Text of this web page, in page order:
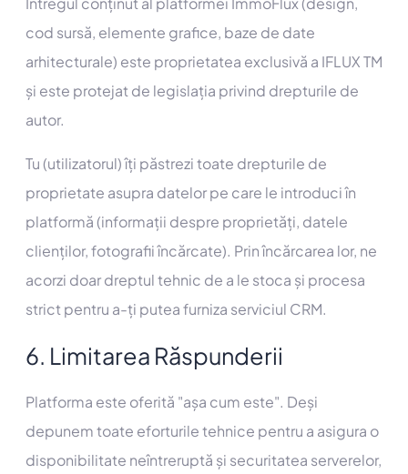
cod sursă, elemente grafice, baze de date
arhitecturale) este proprietatea exclusivă a IFLUX TM
și este protejat de legislația privind drepturile de
autor.
Tu (utilizatorul) îți păstrezi toate drepturile de
proprietate asupra datelor pe care le introduci în
platformă (informații despre proprietăți, datele
clienților, fotografii încărcate). Prin încărcarea lor, ne
acorzi doar dreptul tehnic de a le stoca și procesa
strict pentru a-ți putea furniza serviciul CRM.
6. Limitarea Răspunderii
Platforma este oferită "așa cum este". Deși
depunem toate eforturile tehnice pentru a asigura o
disponibilitate neîntreruptă și securitatea serverelor,